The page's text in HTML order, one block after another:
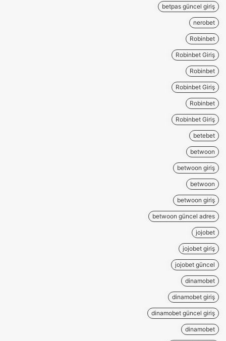
betpas güncel giriş
nerobet
Robinbet
Robinbet Giriş
Robinbet
Robinbet Giriş
Robinbet
Robinbet Giriş
betebet
betwoon
betwoon giriş
betwoon
betwoon giriş
betwoon güncel adres
jojobet
jojobet giriş
jojobet güncel
dinamobet
dinamobet giriş
dinamobet güncel giriş
dinamobet